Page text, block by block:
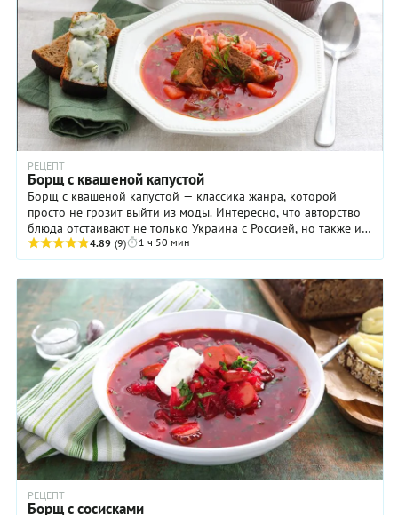
РЕЦЕПТ
Борщ с квашеной капустой
Борщ с квашеной капустой — классика жанра, которой
просто не грозит выйти из моды. Интересно, что авторство
блюда отстаивают не только Украина с Россией, но также и
Польша, Молдавия и даже Румыния. ...
4.89 (9) 1 ч 50 мин
РЕЦЕПТ
Борщ с сосисками